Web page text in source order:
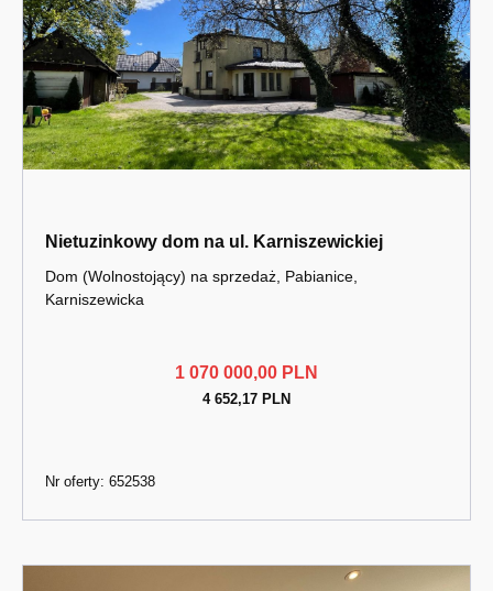
Nietuzinkowy dom na ul. Karniszewickiej
Dom (Wolnostojący) na sprzedaż, Pabianice,
Karniszewicka
1 070 000,00 PLN
4 652,17 PLN
Nr oferty: 652538